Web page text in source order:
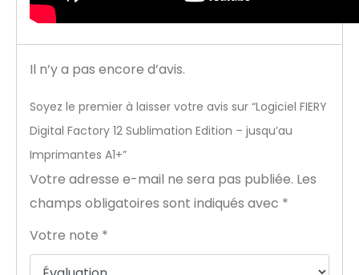
Il n’y a pas encore d’avis.
Soyez le premier à laisser votre avis sur “Logiciel FIERY
Digital Factory 12 Sublimation Edition – jusqu’au
Imprimantes A1+”
Votre adresse e-mail ne sera pas publiée. Les
champs obligatoires sont indiqués avec *
Votre note *